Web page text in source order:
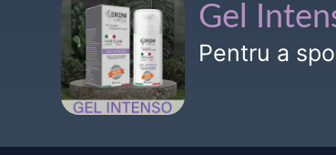
Gel
Pentru a